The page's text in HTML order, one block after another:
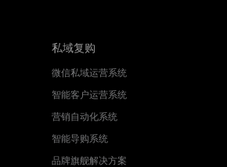
私域复购
微信私域运营系统
智能客户运营系统
营销自动化系统
智能导购系统
品牌旗舰解决方案